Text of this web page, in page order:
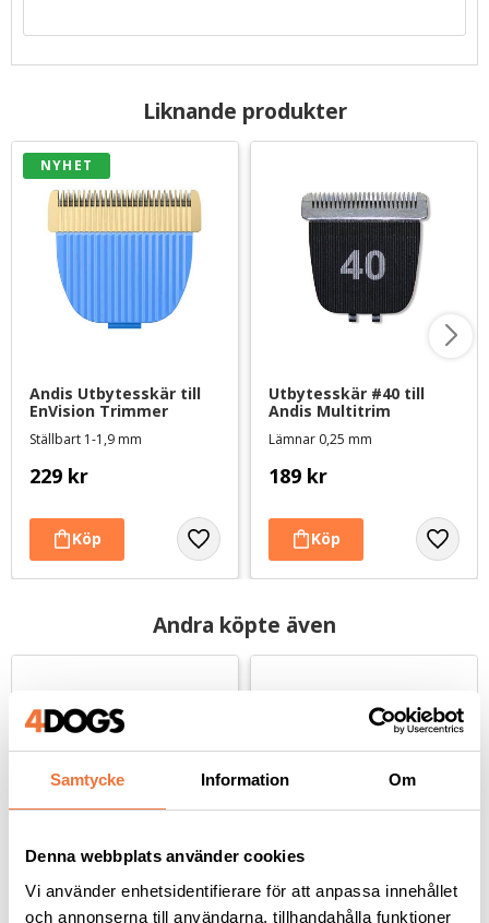
Samtycke Information Om
Denna webbplats använder cookies
Vi använder enhetsidentifierare för att anpassa innehållet
och annonserna till användarna, tillhandahålla funktioner
Liknande produkter
Andis Utbytesskär till
EnVision Trimmer
Ställbart 1-1,9 mm
229 kr
NYHET
Utbytesskär #40 till
Andis Multitrim
Lämnar 0,25 mm
189 kr
Andra köpte även
Geib Buttercut skär #7 Geib Buttercut skär #5